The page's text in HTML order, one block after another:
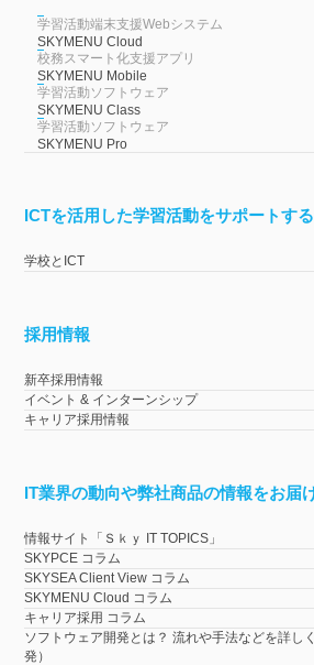
学習活動端末支援Webシステム
SKYMENU Cloud
校務スマート化支援アプリ
SKYMENU Mobile
学習活動ソフトウェア
SKYMENU Class
学習活動ソフトウェア
SKYMENU Pro
ICTを活用した学習活動をサポートす
学校とICT
採用情報
新卒採用情報
イベント & インターンシップ
キャリア採用情報
IT業界の動向や弊社商品の情報をお届
情報サイト「Ｓｋｙ IT TOPICS」
SKYPCE コラム
SKYSEA Client View コラム
SKYMENU Cloud コラム
キャリア採用 コラム
ソフトウェア開発とは？ 流れや手法などを詳し
発）